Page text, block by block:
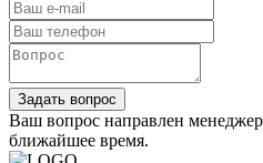
Задать вопрос
Ваш вопрос направлен
ближайшее время.